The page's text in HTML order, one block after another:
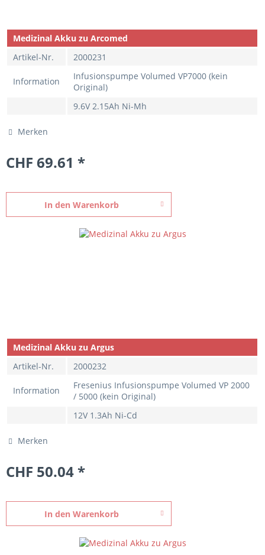
Medizinal Akku zu Arcomed
Artikel-Nr.
2000231
Information
Infusionspumpe Volumed VP7000 (kein
Original)
9.6V 2.15Ah Ni-Mh
Merken
CHF 69.61 *
In den Warenkorb
Medizinal Akku zu Argus
Artikel-Nr.
2000232
Information
Fresenius Infusionspumpe Volumed VP 2000
/ 5000 (kein Original)
12V 1.3Ah Ni-Cd
Merken
CHF 50.04 *
In den Warenkorb